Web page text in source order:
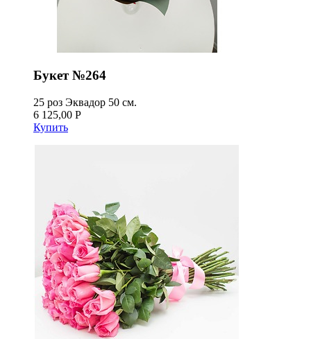
Букет №264
25 роз Эквадор 50 см.
6 125,00 Р
Купить